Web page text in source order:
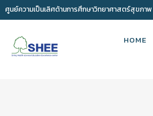
ศูนย์ความเป็นเลิศด้านการศึกษาวิทยาศาสตร์สุขภาพ
HOME